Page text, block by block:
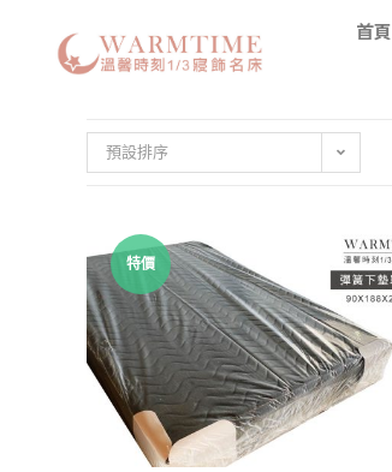
首頁
預設排序
特價